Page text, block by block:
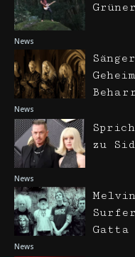
News
News
News
zu
News
Gatta